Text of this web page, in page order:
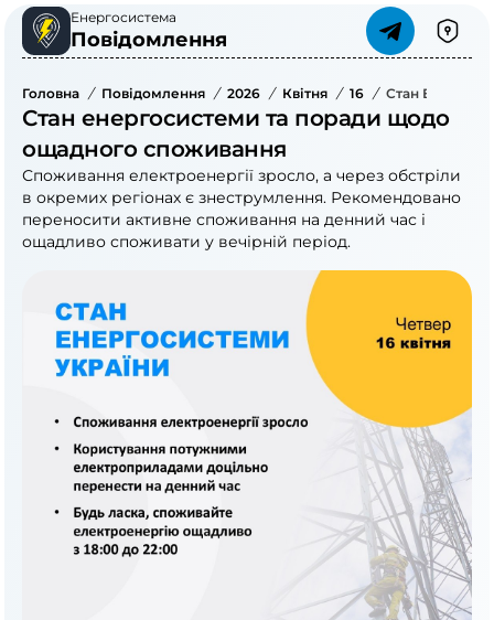
Енергосистема
Повідомлення
Головна / Повідомлення / 2026 / Квітня / 16 / Стан
Стан енергосистеми та поради щодо
ощадного споживання
Споживання електроенергії зросло, а через обстріли
в окремих регіонах є знеструмлення. Рекомендовано
переносити активне споживання на денний час і
ощадливо споживати у вечірній період.